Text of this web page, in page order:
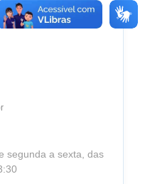
segunda a sexta, das